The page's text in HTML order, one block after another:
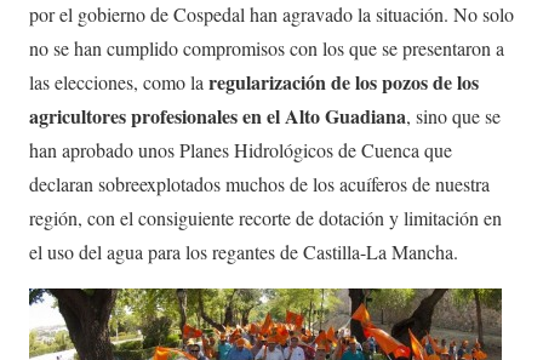
por el gobierno de Cospedal han agravado la situación. No solo
no se han cumplido compromisos con los que se presentaron a
las elecciones, como la regularización de los pozos de los
agricultores profesionales en el Alto Guadiana, sino que se
han aprobado unos Planes Hidrológicos de Cuenca que
declaran sobreexplotados muchos de los acuíferos de nuestra
región, con el consiguiente recorte de dotación y limitación en
el uso del agua para los regantes de Castilla-La Mancha.